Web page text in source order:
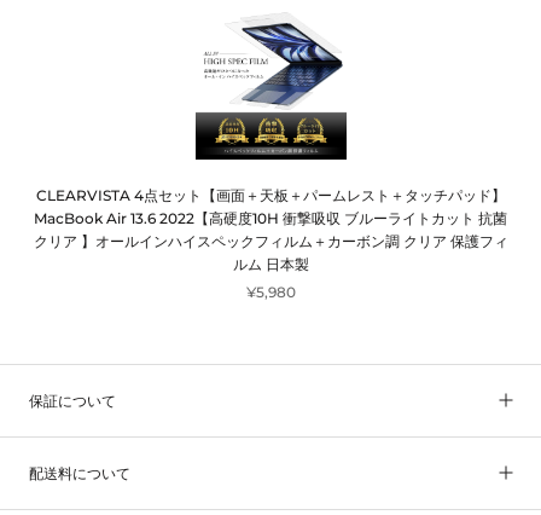
CLEARVISTA 4点セット【画面＋天板＋パームレスト＋タッチパッド】
MacBook Air 13.6 2022【高硬度10H 衝撃吸収 ブルーライトカット 抗菌
クリア 】オールインハイスペックフィルム＋カーボン調 クリア 保護フィ
ルム 日本製
¥5,980
保証について
配送料について